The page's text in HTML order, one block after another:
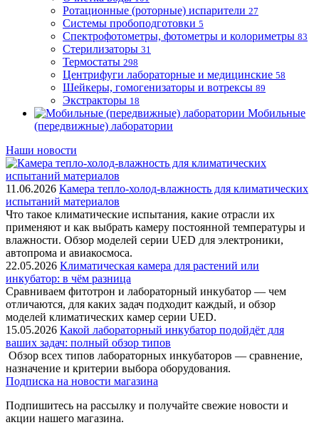
Ротационные (роторные) испарители 27
Системы пробоподготовки 5
Спектрофотометры, фотометры и колориметры 83
Стерилизаторы 31
Термостаты 298
Центрифуги лабораторные и медицинские 58
Шейкеры, гомогенизаторы и вотрексы 89
Экстракторы 18
Мобильные
(передвижные) лаборатории
Наши новости
11.06.2026 Камера тепло-холод-влажность для климатических
испытаний материалов
Что такое климатические испытания, какие отрасли их
применяют и как выбрать камеру постоянной температуры и
влажности. Обзор моделей серии UED для электроники,
автопрома и авиакосмоса.
22.05.2026 Климатическая камера для растений или
инкубатор: в чём разница
Сравниваем фитотрон и лабораторный инкубатор — чем
отличаются, для каких задач подходит каждый, и обзор
моделей климатических камер серии UED.
15.05.2026 Какой лабораторный инкубатор подойдёт для
ваших задач: полный обзор типов
Обзор всех типов лабораторных инкубаторов — сравнение,
назначение и критерии выбора оборудования.
Подписка на новости магазина
Подпишитесь на рассылку и получайте свежие новости и
акции нашего магазина.